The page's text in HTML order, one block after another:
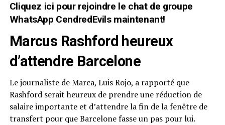
Cliquez ici pour rejoindre le chat de groupe
WhatsApp CendredEvils maintenant!
Marcus Rashford heureux
d’attendre Barcelone
Le journaliste de Marca, Luis Rojo, a rapporté que
Rashford serait heureux de prendre une réduction de
salaire importante et d’attendre la fin de la fenêtre de
transfert pour que Barcelone fasse un pas pour lui.